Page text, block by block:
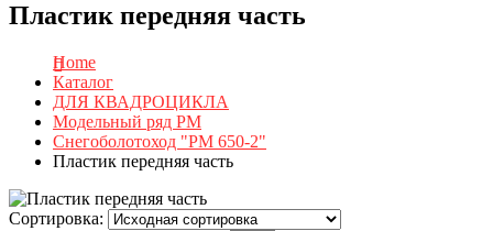
Пластик передняя часть
Home
Каталог
ДЛЯ КВАДРОЦИКЛА
Модельный ряд РМ
Снегоболотоход "РМ 650-2"
Пластик передняя часть
Сортировка: